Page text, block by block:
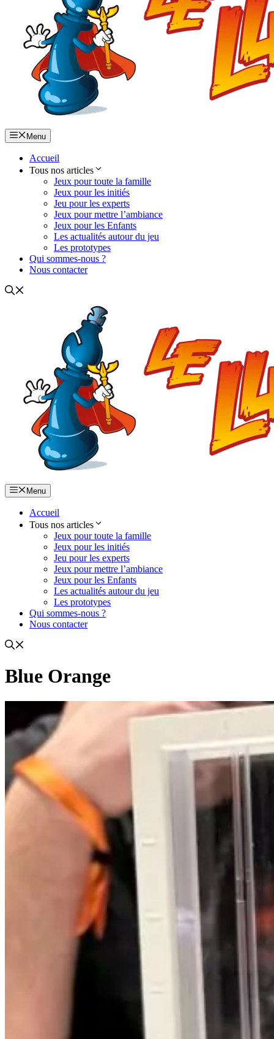
Menu
Accueil
Tous nos articles
Jeux pour toute la famille
Jeux pour les initiés
Jeu pour les experts
Jeux pour mettre l’ambiance
Jeux pour les Enfants
Les actualités autour du jeu
Les prototypes
Qui sommes-nous ?
Nous contacter
Menu
Accueil
Tous nos articles
Jeux pour toute la famille
Jeux pour les initiés
Jeu pour les experts
Jeux pour mettre l’ambiance
Jeux pour les Enfants
Les actualités autour du jeu
Les prototypes
Qui sommes-nous ?
Nous contacter
Blue Orange